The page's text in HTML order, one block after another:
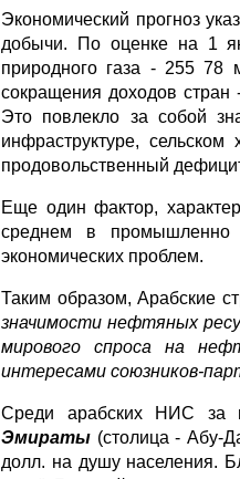
Экономический прогноз
добычи. По оценке на 1
природного газа - 255 78
сокращения доходов стран
Это повлекло за собой
инфраструктуре,
продовольственный
Еще один фактор,
среднем в промышленно
экономических проблем.
Таким образом, Арабские
значимости нефтяных
мирового спроса на
интересами союзников-
Среди арабских НИС за
Эмираты (столица - Абу-
долл. на душу населения.